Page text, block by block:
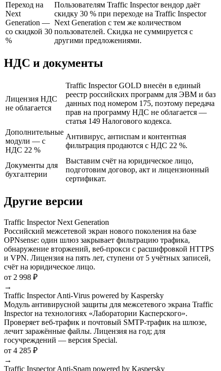
Переход на
Next
Generation —
со скидкой 30
%
Пользователям Traffic Inspector вендор даёт
скидку 30 % при переходе на Traffic Inspector
Next Generation с тем же количеством
пользователей. Скидка не суммируется с
другими предложениями.
НДС и документы
Лицензия НДС
не облагается
Traffic Inspector GOLD внесён в единый
реестр российских программ для ЭВМ и баз
данных под номером 175, поэтому передача
прав на программу НДС не облагается —
статья 149 Налогового кодекса.
Дополнительные
модули — с
НДС 22 %
Антивирус, антиспам и контентная
фильтрация продаются с НДС 22 %.
Документы для
бухгалтерии
Выставим счёт на юридическое лицо,
подготовим договор, акт и лицензионный
сертификат.
Другие версии
Traffic Inspector Next Generation
Российский межсетевой экран нового поколения на базе
OPNsense: один шлюз закрывает фильтрацию трафика,
обнаружение вторжений, веб-прокси с расшифровкой HTTPS
и VPN. Лицензия на пять лет, ступени от 5 учётных записей,
счёт на юридическое лицо.
от 2 998 ₽
→
Traffic Inspector Anti-Virus powered by Kaspersky
Модуль антивирусной защиты для межсетевого экрана Traffic
Inspector на технологиях «Лаборатории Касперского».
Проверяет веб-трафик и почтовый SMTP-трафик на шлюзе,
лечит заражённые файлы. Лицензия на год; для
госучреждений — версия Special.
от 4 285 ₽
→
Traffic Inspector Anti-Spam powered by Kaspersky